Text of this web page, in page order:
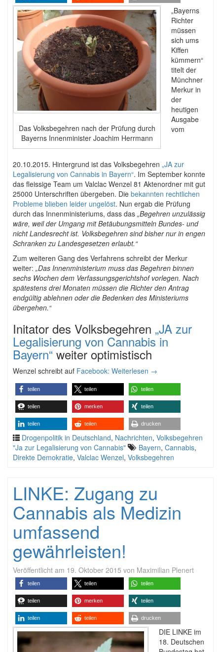
Das Volksbegehren nach der Prüfung durch
Bayerns Innenminister Joachim Herrmann
„Bayerns
Richter
müssen
sich ums
Kiffen
kümmern“
titelt der
Münchner
Merkur in
der
heutigen
Ausgabe
vom
20.10.2015. Hintergrund ist das Volksbegehren „JA zur
Legalisierung von Cannabis in Bayern“. Im September konnte
das fleissige Team um Valclac Wenzel 81 Aktenordner mit gut
25000 Unterschriften übergeben. Die bekannten rechtlichen
Probleme blieben leider ungelöst. Nun ergab die Prüfung
durch das Innenministeriums, dass das „Begehren unzulässig
wäre, weil der Umgang mit Betäubungsmitteln Bundes- und
nicht Landesrecht ist. Volksbegehren sind bisher nur in engen
Schranken zu Landesgesetzen erlaubt.“
Zum weiteren Gang des Verfahrens schreibt der Merkur
weiter: „Das Innenministerium muss das Begehren binnen
sechs Wochen dem Verfassungsgerichtshof vorlegen. Nach
spätestens drei Monaten müssen die Richter den Antrag
endgültig ablehnen oder die Bedenken des Ministeriums
übergehen.“
Initator des Volksbegehren „JA zur
Legalisierung von Cannabis in
Bayern“ weiter optimistisch
Wenzel schreibt auf Facebook: Weiterlesen →
teilen teilen teilen
teilen merken teilen
teilen teilen drucken
Drogenpolitik in Deutschland, Nachrichten, Volksbegehren
"Ja zur Legalisierung von Cannabis"
Bayern, Cannabis,
Direkte Demokratie, Valclac Wenzel, Volksbegehren
LINKE: Zugang zu
Cannabis als Medizin
umfassend
gewährleisten!
Veröffentlicht am 19. Oktober 2015 von Maximilian Plenert
teilen teilen teilen
teilen merken teilen
teilen teilen drucken
DIE LINKE im
18. Deutschen